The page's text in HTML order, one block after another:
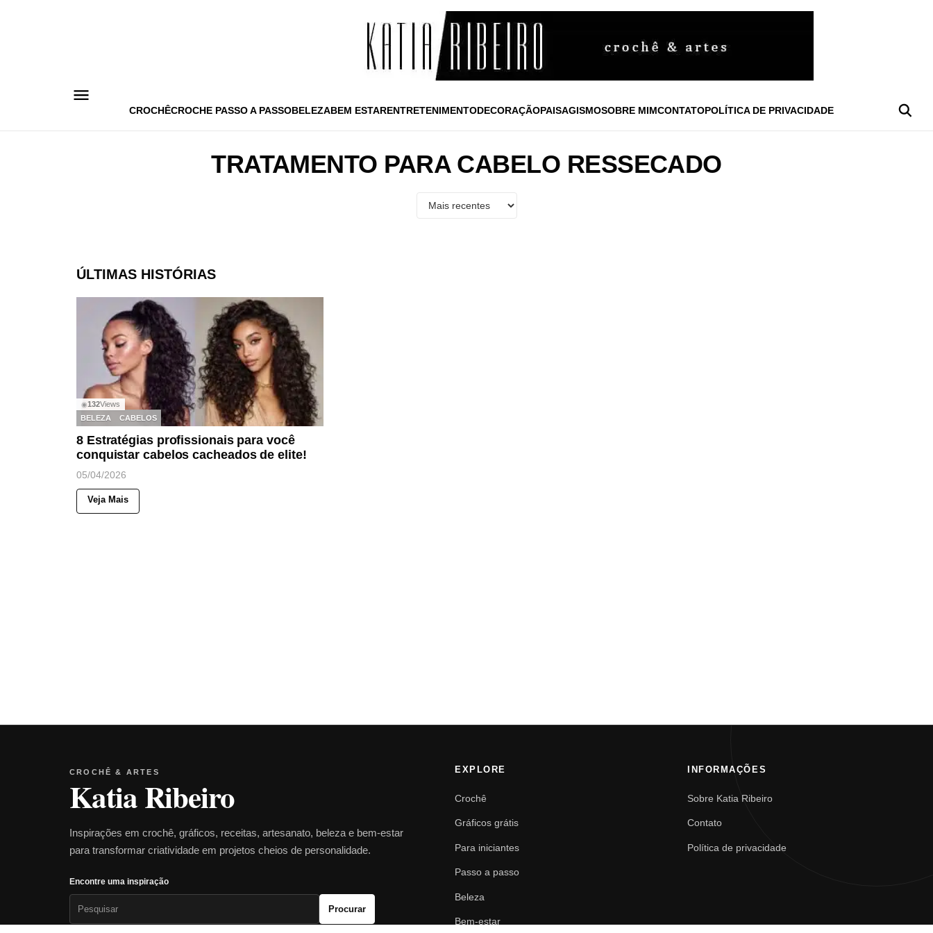
CROCHÊCROCHE PASSO A PASSOBELEZABEM ESTARENTRETENIMENTODECORAÇÃOPAISAGISMOSOBRE MIMCONTATOPOLÍTICA DE PRIVACIDADE
TRATAMENTO PARA CABELO RESSECADO
ÚLTIMAS HISTÓRIAS
◉132Views
BELEZA
CABELOS
8 Estratégias profissionais para você
conquistar cabelos cacheados de elite!
05/04/2026
Veja Mais
CROCHÊ & ARTES
Katia Ribeiro
Inspirações em crochê, gráficos, receitas, artesanato, beleza e bem-estar
para transformar criatividade em projetos cheios de personalidade.
Encontre uma inspiração
Procurar
EXPLORE
Crochê
Gráficos grátis
Para iniciantes
Passo a passo
Beleza
Bem-estar
INFORMAÇÕES
Sobre Katia Ribeiro
Contato
Política de privacidade